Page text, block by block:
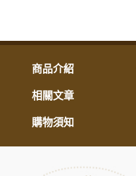
商品介紹
相關文章
購物須知